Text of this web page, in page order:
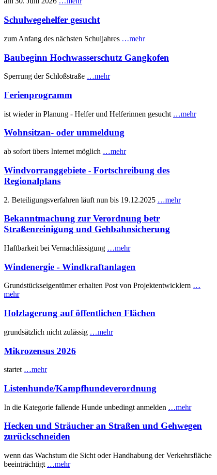
Schulwegehelfer gesucht
zum Anfang des nächsten Schuljahres …mehr
Baubeginn Hochwasserschutz Gangkofen
Sperrung der Schloßstraße …mehr
Ferienprogramm
ist wieder in Planung - Helfer und Helferinnen gesucht …mehr
Wohnsitzan- oder ummeldung
ab sofort übers Internet möglich …mehr
Windvorranggebiete - Fortschreibung des
Regionalplans
2. Beteiligungsverfahren läuft nun bis 19.12.2025 …mehr
Bekanntmachung zur Verordnung betr
Straßenreinigung und Gehbahnsicherung
Haftbarkeit bei Vernachlässigung …mehr
Windenergie - Windkraftanlagen
Grundstückseigentümer erhalten Post von Projektentwicklern …
mehr
Holzlagerung auf öffentlichen Flächen
grundsätzlich nicht zulässig …mehr
Mikrozensus 2026
startet …mehr
Listenhunde/Kampfhundeverordnung
In die Kategorie fallende Hunde unbedingt anmelden …mehr
Hecken und Sträucher an Straßen und Gehwegen
zurückschneiden
wenn das Wachstum die Sicht oder Handhabung der Verkehrsfläche
beeinträchtigt …mehr